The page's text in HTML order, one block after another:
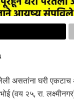
असतांना घरी
(वय २५, रा.